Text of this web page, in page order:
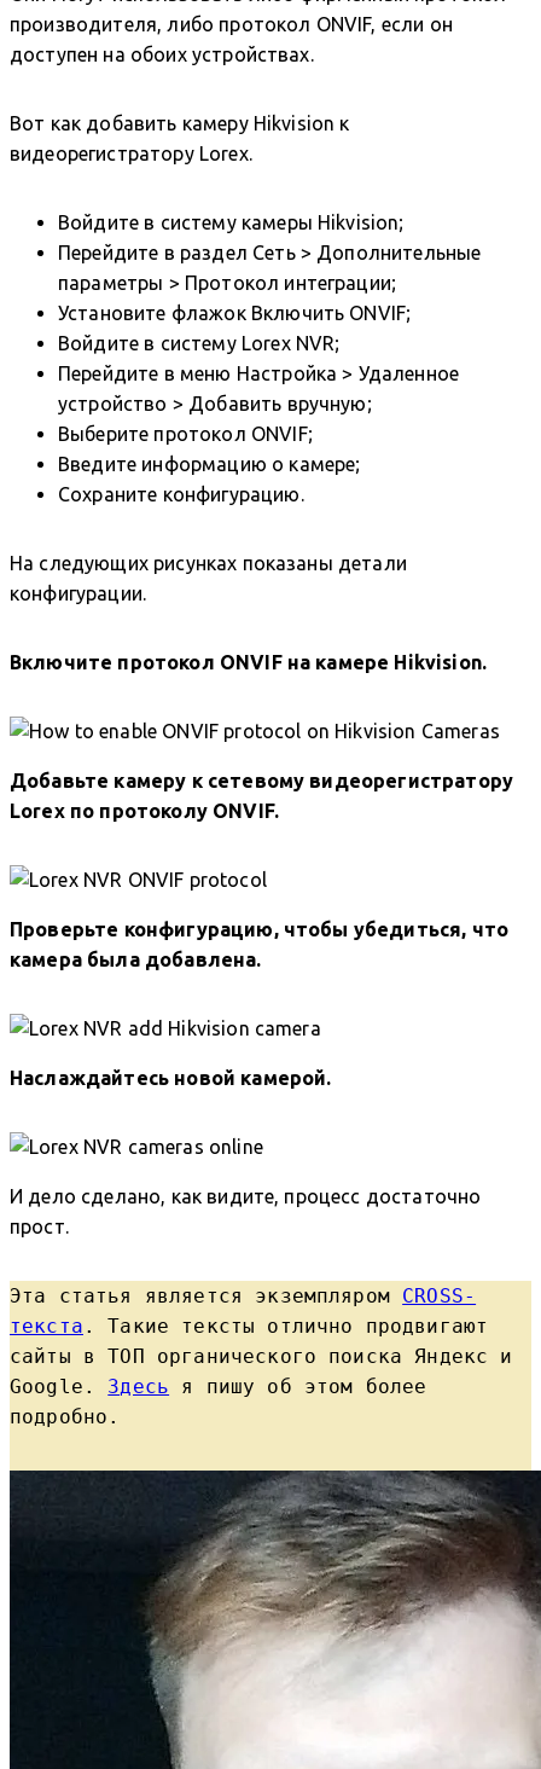
производителя, либо протокол ONVIF, если он
доступен на обоих устройствах.
Вот как добавить камеру Hikvision к
видеорегистратору Lorex.
Войдите в систему камеры Hikvision;
Перейдите в раздел Сеть > Дополнительные
параметры > Протокол интеграции;
Установите флажок Включить ONVIF;
Войдите в систему Lorex NVR;
Перейдите в меню Настройка > Удаленное
устройство > Добавить вручную;
Выберите протокол ONVIF;
Введите информацию о камере;
Сохраните конфигурацию.
На следующих рисунках показаны детали
конфигурации.
Включите протокол ONVIF на камере Hikvision.
Добавьте камеру к сетевому видеорегистратору
Lorex по протоколу ONVIF.
Проверьте конфигурацию, чтобы убедиться, что
камера была добавлена.
Наслаждайтесь новой камерой.
И дело сделано, как видите, процесс достаточно
прост.
Эта статья является экземпляром CROSS-
текста . Такие тексты отлично продвигают
сайты в ТОП органического поиска Яндекс и
Google. Здесь я пишу об этом более
подробно.